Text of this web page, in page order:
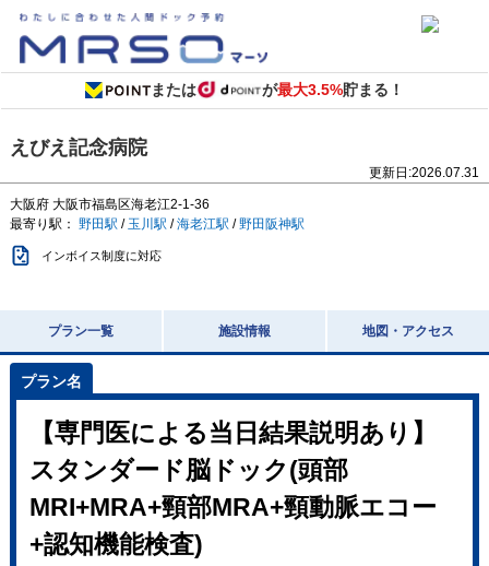
または が最大3.5%貯まる！
えびえ記念病院
更新日:2026.07.31
大阪府 大阪市福島区海老江2-1-36
最寄り駅： 野田駅 / 玉川駅 /海老江駅 /野田阪神駅
インボイス制度に対応
プラン一覧 施設情報 地図・アクセス
【専門医による当日結果説明あり】
スタンダード脳ドック(頭部
MRI+MRA+頸部MRA+頸動脈エコー
+認知機能検査)